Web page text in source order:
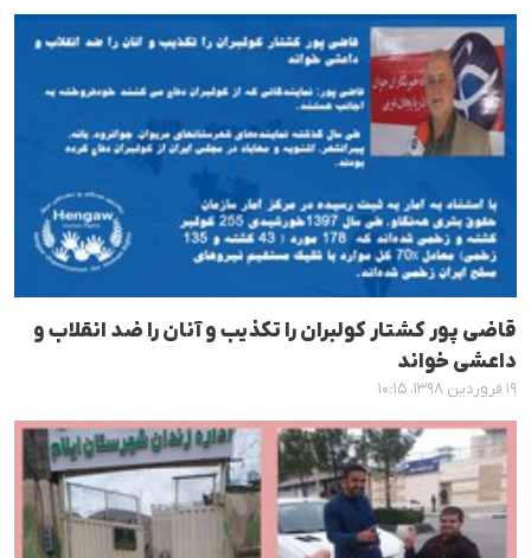
قاضی پور کشتار کولبران را تکذیب و آنان را ضد انقلاب و
داعشی خواند
۱۹ فروردین ۱۳۹۸، ۱۰:۱۵